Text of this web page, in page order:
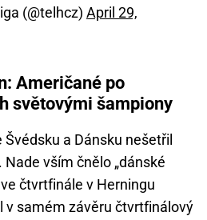
(@telhcz) April 29,
Američané po
světovými šampiony
Švédsku a Dánsku nešetřil
vším čnělo „dánské
čtvrtfinále v Herningu
v samém závěru čtvrtfinálový